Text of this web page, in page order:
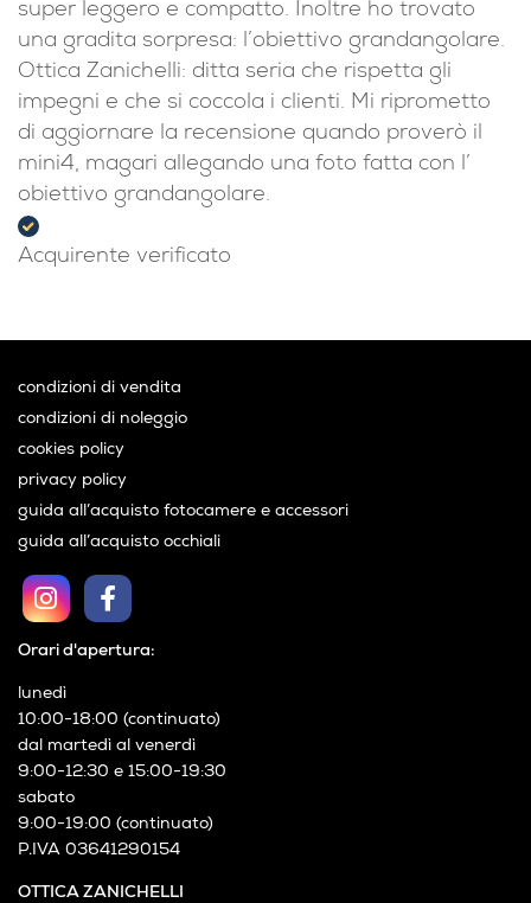
super leggero e compatto. Inoltre ho trovato
una gradita sorpresa: l’obiettivo grandangolare.
Ottica Zanichelli: ditta seria che rispetta gli
impegni e che si coccola i clienti. Mi riprometto
di aggiornare la recensione quando proverò il
mini4, magari allegando una foto fatta con l’
obiettivo grandangolare.
Acquirente verificato
OTTICA ZANICHELLI
Orari d'apertura:
lunedì
10:00-18:00 (continuato)
dal martedì al venerdì
9:00-12:30 e 15:00-19:30
sabato
9:00-19:00 (continuato)
P.IVA 03641290154
condizioni di vendita
condizioni di noleggio
cookies policy
privacy policy
guida all’acquisto fotocamere e accessori
guida all’acquisto occhiali